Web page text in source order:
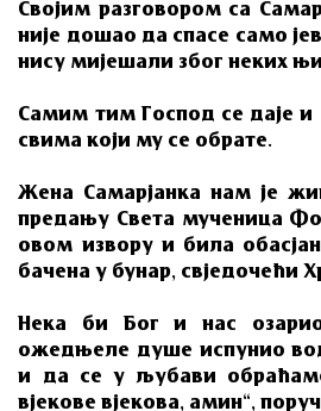
Својим разговором са
није дошао да спасе само
нису мијешали због неких
Самим тим Господ се даје
свима који му се обрате.
Жена Самарјанка нам је
предању Света мученица
овом извору и била
бачена у бунар, свједочећи
Нека би Бог и нас
ожедњеле душе испунио
и да се у љубави
вјекове вјекова, амин“,